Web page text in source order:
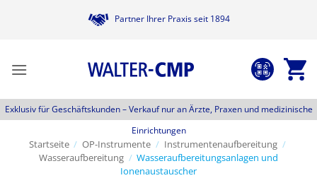
Partner Ihrer Praxis seit 1894
Exklusiv für Geschäftskunden –Verkauf nur an Ärzte, Praxen und medizinische
Einrichtungen
Startseite / OP-Instrumente / Instrumentenaufbereitung /
Wasseraufbereitung / Wasseraufbereitungsanlagen und
Ionenaustauscher